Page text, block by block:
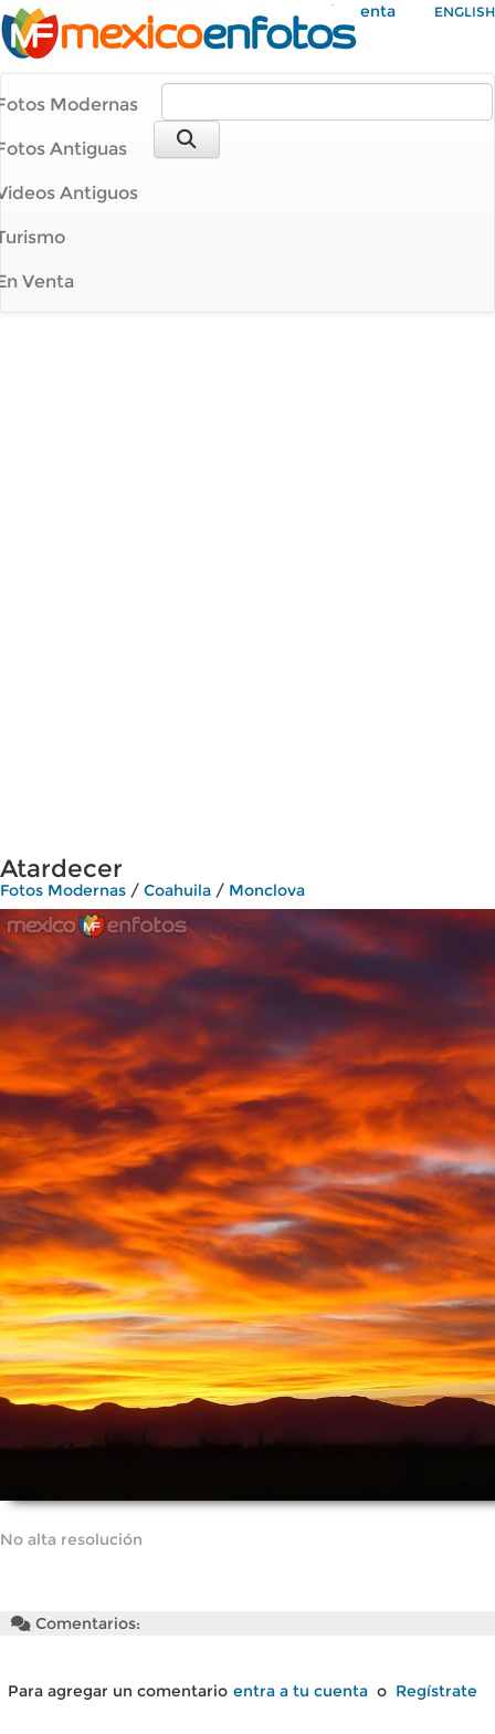
Mi Cuenta ENGLISH
Modernas
Antiguas
Antiguos
Venta
Atardecer
Fotos Modernas / Coahuila / Monclova
No alta resolución
Comentarios:
Para agregar un comentario entra a tu cuenta o Regístrate